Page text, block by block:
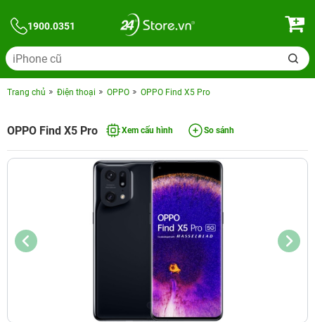
1900.0351
Trang chủ Điện thoại OPPO OPPO Find X5 Pro
OPPO Find X5 Pro Xem cấu hình So sánh